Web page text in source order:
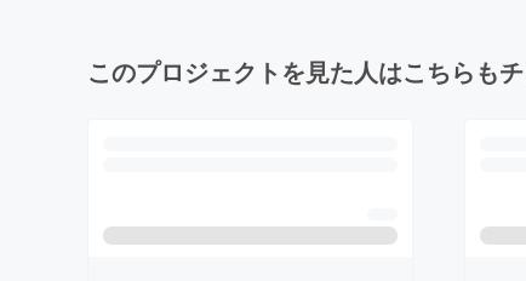
このプロジェクトを見た人はこちらも